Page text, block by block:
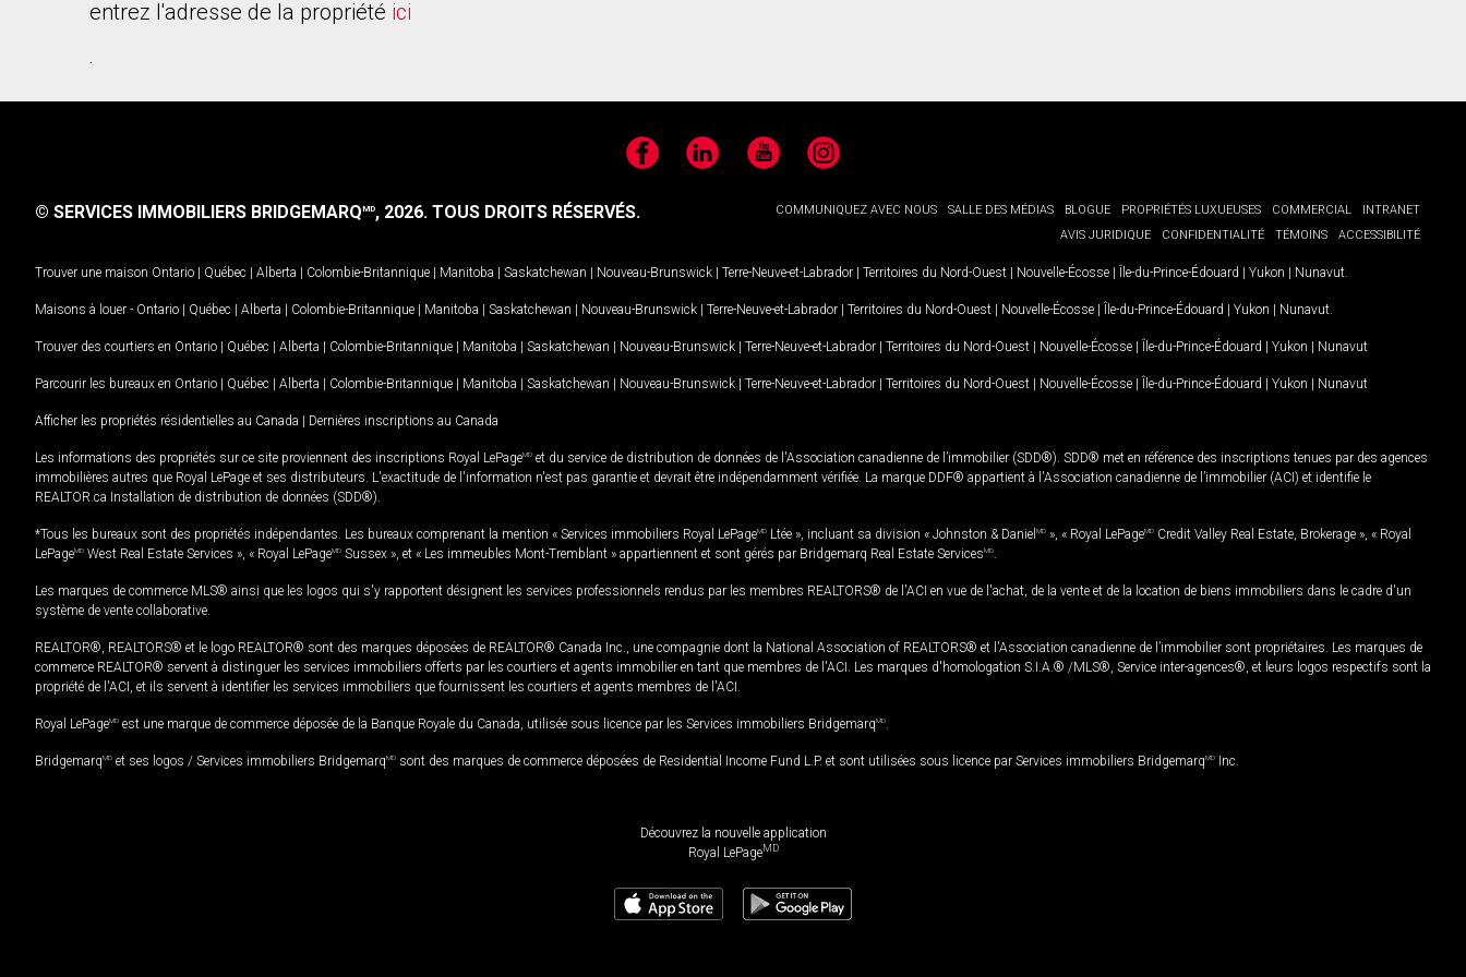
entrez l'adresse de la propriété ici
.
FacebookLinkedIn YouTubeInstagram
COMMUNIQUEZ AVEC NOUS SALLE DES MÉDIAS BLOGUE PROPRIÉTÉS LUXUEUSES COMMERCIAL
INTRANET
AVIS JURIDIQUE
CONFIDENTIALITÉ TÉMOINS ACCESSIBILITÉ
© SERVICES IMMOBILIERS BRIDGEMARQMD, 2026. TOUS DROITS RÉSERVÉS.
Trouver une maison Ontario | Québec | Alberta | Colombie-Britannique | Manitoba | Saskatchewan | Nouveau-Brunswick | Terre-Neuve-et-Labrador | Territoires du Nord-Ouest | Nouvelle-Écosse | Île-du-Prince-Édouard | Yukon | Nunavut
Maisons à louer - Ontario | Québec | Alberta | Colombie-Britannique | Manitoba | Saskatchewan | Nouveau-Brunswick | Terre-Neuve-et-Labrador | Territoires du Nord-Ouest | Nouvelle-Écosse | Île-du-Prince-Édouard | Yukon | Nunavut
Trouver des courtiers en Ontario | Québec | Alberta | Colombie-Britannique | Manitoba | Saskatchewan | Nouveau-Brunswick | Terre-Neuve-et-Labrador | Territoires du Nord-Ouest | Nouvelle-Écosse | Île-du-Prince-Édouard | Yukon | Nunavut
Parcourir les bureaux en Ontario | Québec | Alberta | Colombie-Britannique | Manitoba | Saskatchewan | Nouveau-Brunswick | Terre-Neuve-et-Labrador | Territoires du Nord-Ouest | Nouvelle-Écosse | Île-du-Prince-Édouard | Yukon | Nunavut
Afficher les propriétés résidentielles au Canada | Dernières inscriptions au Canada
Les informations des propriétés sur ce site proviennent des inscriptions Royal LePageMD et du service de distribution de données de l'Association canadienne de l’immobilier (SDD®). SDD® met en référence des inscriptions tenues par des agences
immobilières autres que Royal LePage et ses distributeurs. L'exactitude de l'information n'est pas garantie et devrait être indépendamment vérifiée. La marque DDF® appartient à l'Association canadienne de l’immobilier (ACI) et identifie le
REALTOR.ca Installation de distribution de données (SDD®).
*Tous les bureaux sont des propriétés indépendantes. Les bureaux comprenant la mention « Services immobiliers Royal LePageMD Ltée », incluant sa division « Johnston & Daniel MD », « Royal LePageMD Credit Valley Real Estate, Brokerage », « Royal
LePageMD West Real Estate Services », « Royal LePageMD Sussex », et « Les immeubles Mont-Tremblant » appartiennent et sont gérés par Bridgemarq Real Estate ServicesMD
Les marques de commerce MLS® ainsi que les logos qui s'y rapportent désignent les services professionnels rendus par les membres REALTORS® de l'ACI en vue de l'achat, de la vente et de la location de biens immobiliers dans le cadre d'un
système de vente collaborative.
REALTOR®, REALTORS® et le logo REALTOR® sont des marques déposées de REALTOR® Canada Inc., une compagnie dont la National Association of REALTORS® et l'Association canadienne de l’immobilier sont propriétaires. Les marques de
commerce REALTOR® servent à distinguer les services immobiliers offerts par les courtiers et agents immobilier en tant que membres de l'ACI. Les marques d'homologation S.I.A.® /MLS®, Service inter-agences®, et leurs logos respectifs sont la
propriété de l'ACI, et ils servent à identifier les services immobiliers que fournissent les courtiers et agents membres de l'ACI.
Royal LePageMD est une marque de commerce déposée de la Banque Royale du Canada, utilisée sous licence par les Services immobiliers BridgemarqMD
BridgemarqMD et ses logos / Services immobiliers BridgemarqMD sont des marques de commerce déposées de Residential Income Fund L.P. et sont utilisées sous licence par Services immobiliers BridgemarqMD Inc.
Découvrez la nouvelle application
Royal LePageMD